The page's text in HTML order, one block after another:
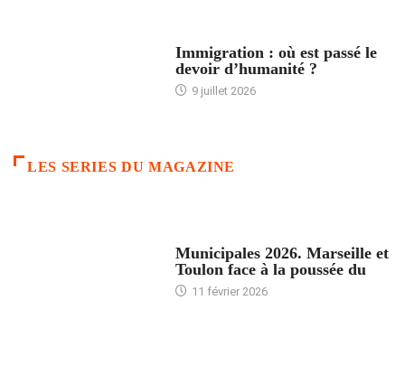
Immigration : où est passé le
devoir d’humanité ?
9 juillet 2026
LES SERIES DU MAGAZINE
Municipales 2026. Marseille et
Toulon face à la poussée du
11 février 2026